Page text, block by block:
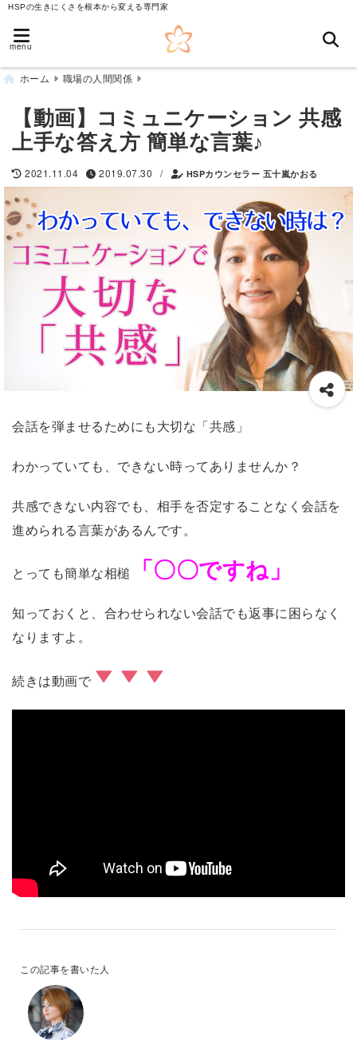
HSPの生きにくさを根本から変える専門家
menu
ホーム 職場の人間関係
【動画】コミュニケーション 共感
上手な答え方 簡単な言葉♪
2021.11.04 2019.07.30 / HSPカウンセラー 五十嵐かおる
会話を弾ませるためにも大切な「共感」
わかっていても、できない時ってありませんか？
共感できない内容でも、相手を否定することなく会話を
進められる言葉があるんです。
とっても簡単な相槌 「〇〇ですね」
知っておくと、合わせられない会話でも返事に困らなく
なりますよ。
続きは動画で
この記事を書いた人